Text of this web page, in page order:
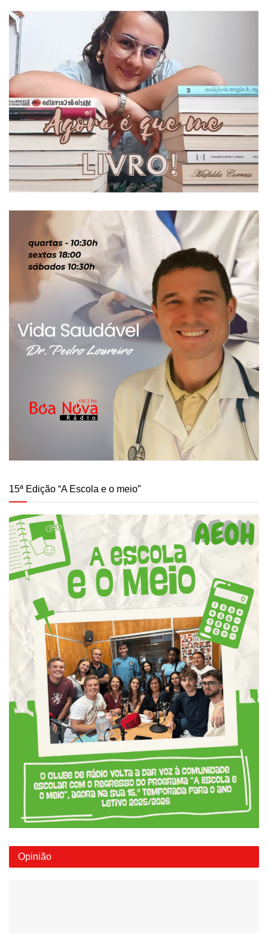
15ª Edição “A Escola e o meio”
Opinião